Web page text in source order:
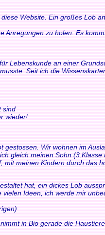
Website. Ein großes Lob
Anregungen zu holen. Es
Lebenskunde an einer
Seit ich die
sind
wieder!
Wir wohnen im
gleich meinen Sohn
meinen Kindern durch das
hat, ein dickes Lob
Ideen, ich werde mir
in Bio gerade die